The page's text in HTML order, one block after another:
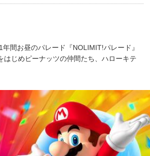
間お昼のパレード『NOLIMIT!パレード』
じめピーナッツの仲間たち、ハローキテ